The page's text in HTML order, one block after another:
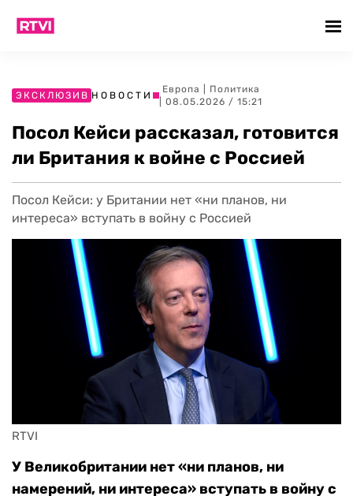
ЭКСКЛЮЗИВ НОВОСТИ
Европа
Политика
| 08.05.2026 / 15:21
Посол Кейси рассказал, готовится
ли Британия к войне с Россией
Посол Кейси: у Британии нет «ни планов, ни
интереса» вступать в войну с Россией
RTVI
У Великобритании нет «ни планов, ни
намерений, ни интереса» вступать в войну с